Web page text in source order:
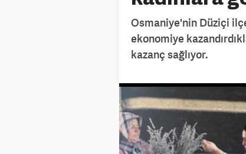
Osmaniye'nin Düziçi
ekonomiye
kazanç sağlıyor.